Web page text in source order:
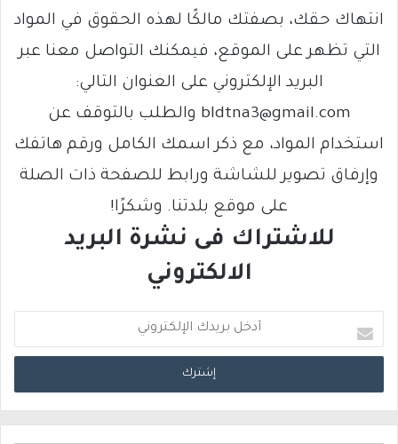
انتهاك حقك، بصفتك مالكًا لهذه الحقوق في المواد
التي تظهر على الموقع، فيمكنك التواصل معنا عبر
البريد الإلكتروني على العنوان التالي:
bldtna3@gmail.com والطلب بالتوقف عن
استخدام المواد، مع ذكر اسمك الكامل ورقم هاتفك
وإرفاق تصوير للشاشة ورابط للصفحة ذات الصلة
على موقع بلدتنا. وشكرًا!
للاشتراك فى نشرة البريد
الالكتروني
د
خ